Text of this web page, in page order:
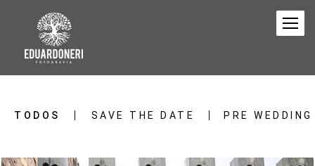
TODOS SAVE THE DATE PRE